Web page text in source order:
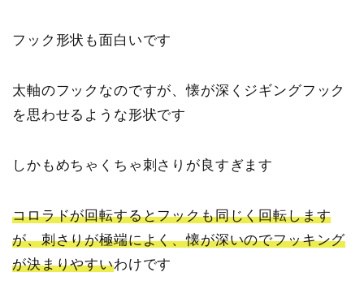
フック形状も面白いです
太軸のフックなのですが、懐が深くジギングフック
を思わせるような形状です
しかもめちゃくちゃ刺さりが良すぎます
コロラドが回転するとフックも同じく回転します
が、刺さりが極端によく、懐が深いのでフッキング
が決まりやすいわけです